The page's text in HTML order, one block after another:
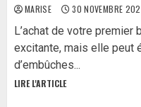
MARISE 30 NOVEMBRE
L’achat de votre
excitante, mais elle peut
d’embûches...
LIRE L'ARTICLE